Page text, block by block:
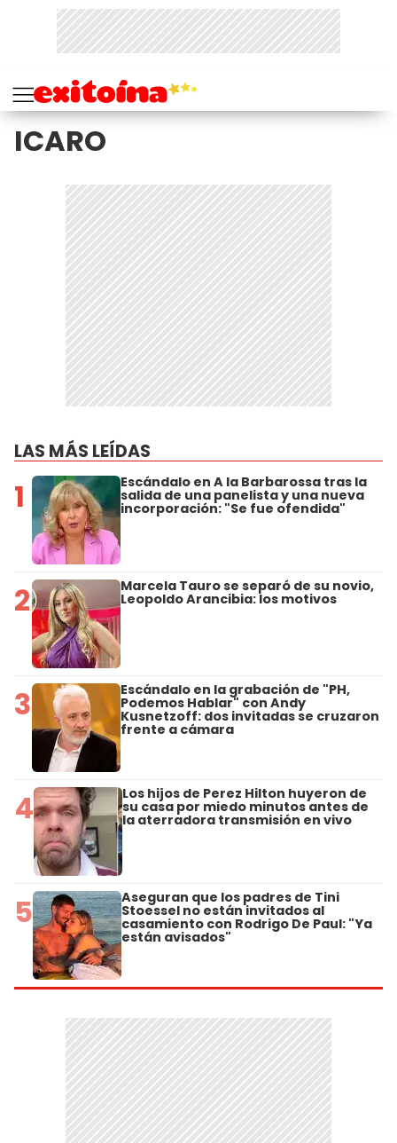
ICARO
LAS MÁS LEÍDAS
1 Escándalo en A la Barbarossa tras la
salida de una panelista y una nueva
incorporación: "Se fue ofendida"
2 Marcela Tauro se separó de su novio,
Leopoldo Arancibia: los motivos
3 Escándalo en la grabación de "PH,
Podemos Hablar" con Andy
Kusnetzoff: dos invitadas se cruzaron
frente a cámara
4 Los hijos de Perez Hilton huyeron de
su casa por miedo minutos antes de
la aterradora transmisión en vivo
5 Aseguran que los padres de Tini
Stoessel no están invitados al
casamiento con Rodrigo De Paul: "Ya
están avisados"